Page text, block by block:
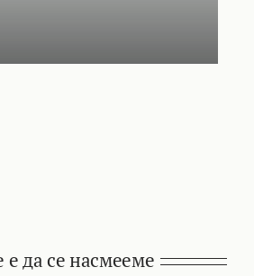
е да се насмееме